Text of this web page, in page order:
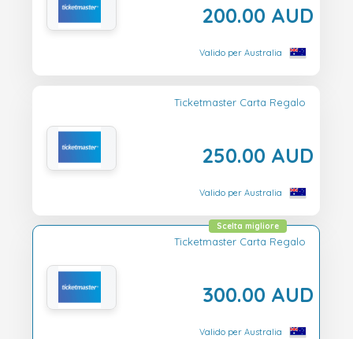
200.00 AUD
Valido per Australia
Ticketmaster Carta Regalo
250.00 AUD
Valido per Australia
Ticketmaster Carta Regalo
300.00 AUD
Scelta migliore
Valido per Australia